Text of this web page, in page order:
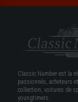
Classic Number est la
passionnés, acheteurs
collection, voitures de
youngtimers.